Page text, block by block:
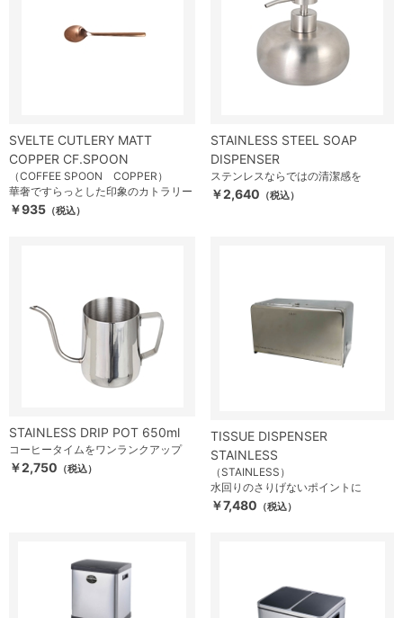
SVELTE CUTLERY MATT
COPPER CF.SPOON
（COFFEE SPOON COPPER）
華奢ですらっとした印象のカトラリー
￥935 （税込）
STAINLESS STEEL SOAP
DISPENSER
ステンレスならではの清潔感を
￥2,640 （税込）
STAINLESS DRIP POT 650ml
コーヒータイムをワンランクアップ
￥2,750 （税込）
TISSUE DISPENSER
STAINLESS
（STAINLESS）
水回りのさりげないポイントに
￥7,480 （税込）